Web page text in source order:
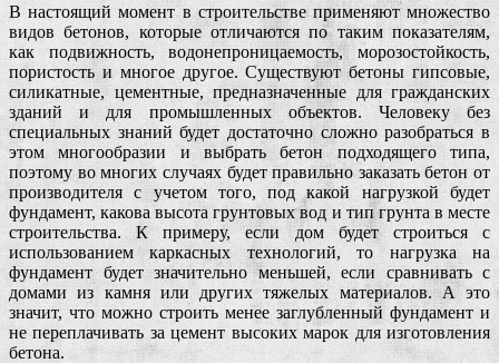
В настоящий момент в строительстве применяют множество
видов бетонов, которые отличаются по таким показателям,
как подвижность, водонепроницаемость, морозостойкость,
пористость и многое другое. Существуют бетоны гипсовые,
силикатные, цементные, предназначенные для гражданских
зданий и для промышленных объектов. Человеку без
специальных знаний будет достаточно сложно разобраться в
этом многообразии и выбрать бетон подходящего типа,
поэтому во многих случаях будет правильно заказать бетон от
производителя с учетом того, под какой нагрузкой будет
фундамент, какова высота грунтовых вод и тип грунта в месте
строительства. К примеру, если дом будет строиться с
использованием каркасных технологий, то нагрузка на
фундамент будет значительно меньшей, если сравнивать с
домами из камня или других тяжелых материалов. А это
значит, что можно строить менее заглубленный фундамент и
не переплачивать за цемент высоких марок для изготовления
бетона.